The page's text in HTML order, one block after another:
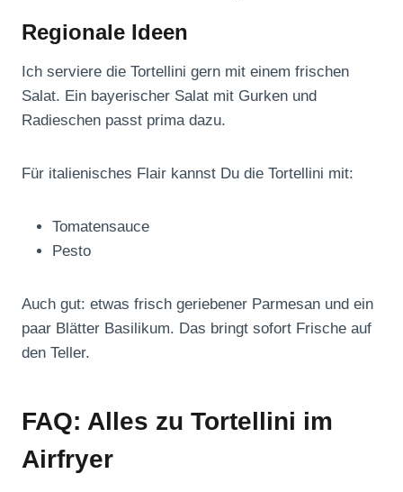
Regionale Ideen
Ich serviere die Tortellini gern mit einem frischen
Salat. Ein bayerischer Salat mit Gurken und
Radieschen passt prima dazu.
Für italienisches Flair kannst Du die Tortellini mit:
Tomatensauce
Pesto
Auch gut: etwas frisch geriebener Parmesan und ein
paar Blätter Basilikum. Das bringt sofort Frische auf
den Teller.
FAQ: Alles zu Tortellini im
Airfryer